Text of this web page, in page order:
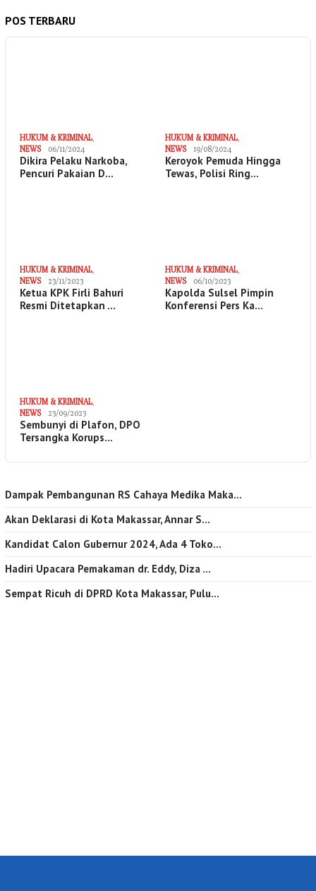
POS TERBARU
HUKUM & KRIMINAL
NEWS
06/11/2024
Dikira Pelaku Narkoba,
Pencuri Pakaian D…
HUKUM & KRIMINAL
NEWS
19/08/2024
Keroyok Pemuda Hingga
Tewas, Polisi Ring…
HUKUM & KRIMINAL
NEWS
23/11/2023
Ketua KPK Firli Bahuri
Resmi Ditetapkan …
HUKUM & KRIMINAL
NEWS
06/10/2023
Kapolda Sulsel Pimpin
Konferensi Pers Ka…
HUKUM & KRIMINAL
NEWS
23/09/2023
Sembunyi di Plafon, DPO
Tersangka Korups…
Dampak Pembangunan RS Cahaya Medika Maka…
Akan Deklarasi di Kota Makassar, Annar S…
Kandidat Calon Gubernur 2024, Ada 4 Toko…
Hadiri Upacara Pemakaman dr. Eddy, Diza …
Sempat Ricuh di DPRD Kota Makassar, Pulu…